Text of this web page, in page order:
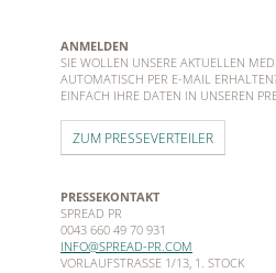
ANMELDEN
SIE WOLLEN UNSERE AKTUELLEN
AUTOMATISCH PER E-MAIL
EINFACH IHRE DATEN IN UNSEREN
ZUM PRESSEVERTEILER
PRESSEKONTAKT
SPREAD PR
0043 660 49 70 931
INFO@SPREAD-PR.COM
VORLAUFSTRASSE 1/13, 1. STOCK